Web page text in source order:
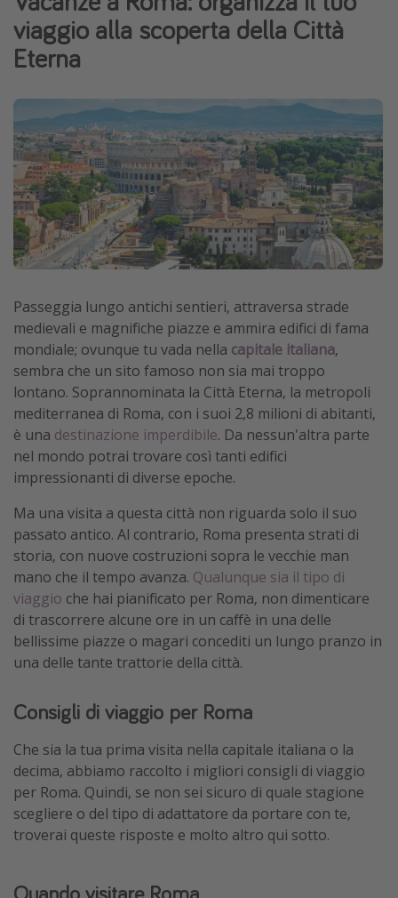
Vacanze con bambini
Vacanze al mare
Altri argomenti
Travel magazine
Calendario di viaggio
Festività del 2026
Città più visitate
viaggio alla scoperta della Città
Eterna
Passeggia lungo antichi sentieri, attraversa strade
medievali e magnifiche piazze e ammira edifici di fama
mondiale; ovunque tu vada nella capitale italiana,
sembra che un sito famoso non sia mai troppo
lontano. Soprannominata la Città Eterna, la metropoli
mediterranea di Roma, con i suoi 2,8 milioni di abitanti,
è una destinazione imperdibile. Da nessun'altra parte
nel mondo potrai trovare così tanti edifici
impressionanti di diverse epoche.
Ma una visita a questa città non riguarda solo il suo
passato antico. Al contrario, Roma presenta strati di
storia, con nuove costruzioni sopra le vecchie man
mano che il tempo avanza. Qualunque sia il tipo di
viaggio che hai pianificato per Roma, non dimenticare
di trascorrere alcune ore in un caffè in una delle
bellissime piazze o magari concediti un lungo pranzo in
una delle tante trattorie della città.
Consigli di viaggio per Roma
Che sia la tua prima visita nella capitale italiana o la
decima, abbiamo raccolto i migliori consigli di viaggio
per Roma. Quindi, se non sei sicuro di quale stagione
scegliere o del tipo di adattatore da portare con te,
troverai queste risposte e molto altro qui sotto.